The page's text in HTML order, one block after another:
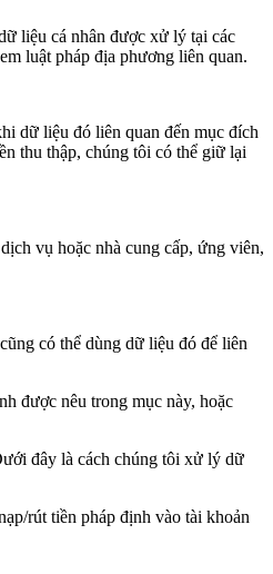
liệu cá nhân được xử lý tại các
luật pháp địa phương liên quan.
dữ liệu đó liên quan đến mục đích
thu thập, chúng tôi có thể giữ lại
vụ hoặc nhà cung cấp, ứng viên,
có thể dùng dữ liệu đó để liên
được nêu trong mục này, hoặc
đây là cách chúng tôi xử lý dữ
rút tiền pháp định vào tài khoản